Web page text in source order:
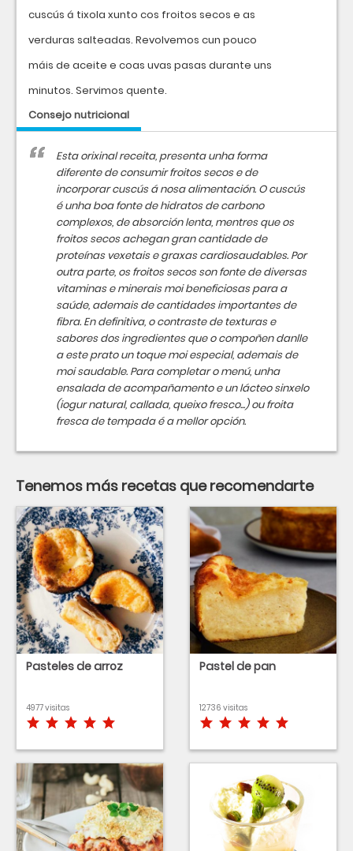
cuscús á tixola xunto cos froitos secos e as
verduras salteadas. Revolvemos cun pouco
máis de aceite e coas uvas pasas durante uns
minutos. Servimos quente.
Consejo nutricional
Esta orixinal receita, presenta unha forma
diferente de consumir froitos secos e de
incorporar cuscús á nosa alimentación. O cuscús
é unha boa fonte de hidratos de carbono
complexos, de absorción lenta, mentres que os
froitos secos achegan gran cantidade de
proteínas vexetais e graxas cardiosaudables. Por
outra parte, os froitos secos son fonte de diversas
vitaminas e minerais moi beneficiosas para a
saúde, ademais de cantidades importantes de
fibra. En definitiva, o contraste de texturas e
sabores dos ingredientes que o compoñen danlle
a este prato un toque moi especial, ademais de
moi saudable. Para completar o menú, unha
ensalada de acompañamento e un lácteo sinxelo
(iogur natural, callada, queixo fresco...) ou froita
fresca de tempada é a mellor opción.
Tenemos más recetas que recomendarte
Pasteles de arroz
4977 visitas
Pastel de pan
12736 visitas